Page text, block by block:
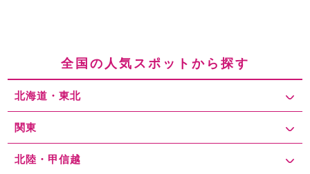
全国の人気スポットから探す
北海道・東北
関東
北陸・甲信越